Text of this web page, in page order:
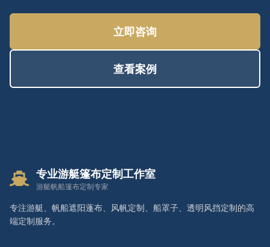
立即咨询
查看案例
专业游艇篷布定制工作室
游艇帆船篷布定制专家
专注游艇、帆船遮阳蓬布、风帆定制、船罩子、透明风挡定制的高
端定制服务。